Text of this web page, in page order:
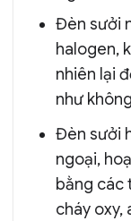
Đèn sưởi
halogen,
nhiên lại
như
Đèn sưởi
ngoại,
bằng các
cháy oxy,